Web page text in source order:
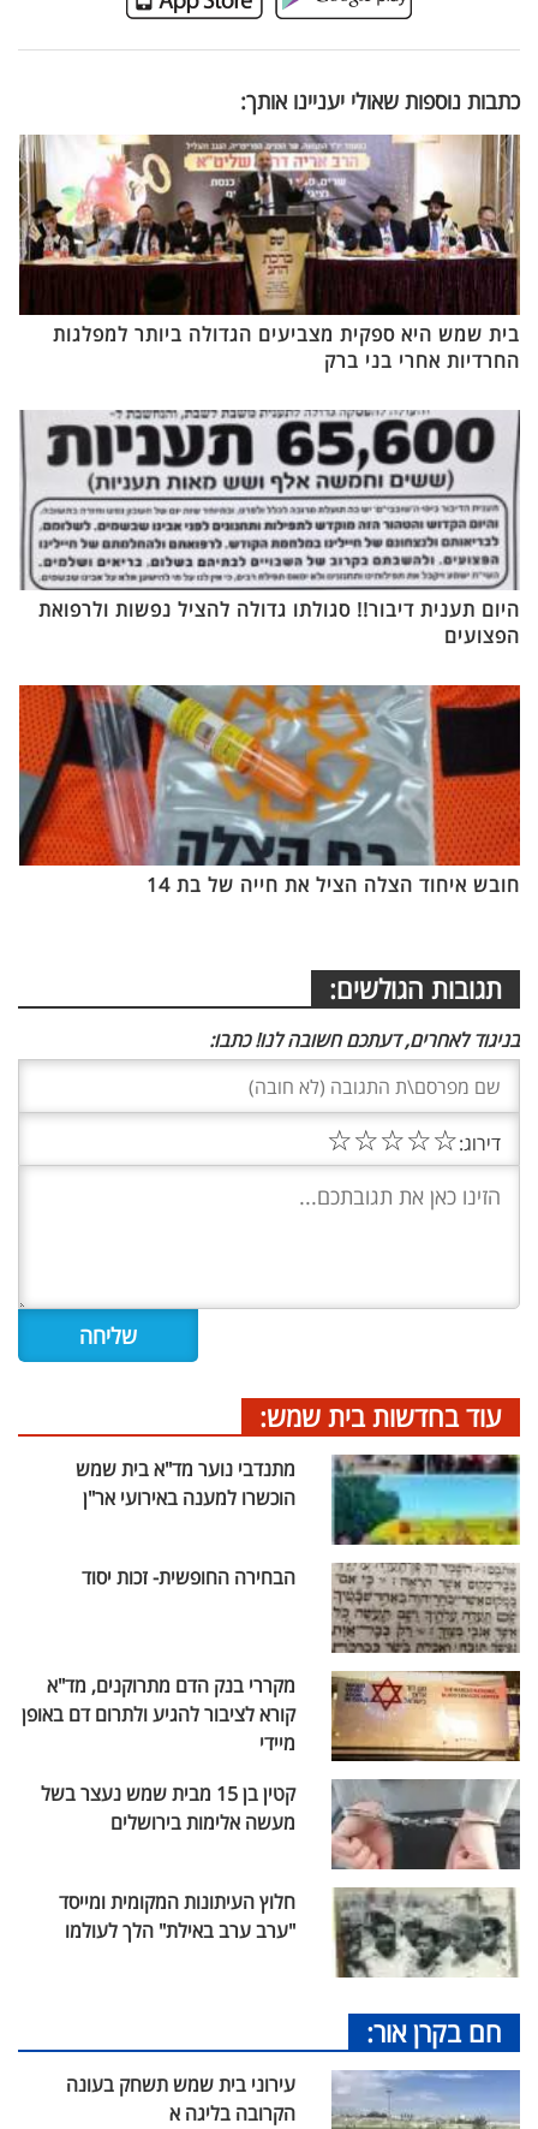
כתבות נוספות שאולי יעניינו אותך:
בית שמש היא ספקית מצביעים הגדולה ביותר למפלגות
החרדיות אחרי בני ברק
היום תענית דיבור!! סגולתו גדולה להציל נפשות ולרפואת
הפצועים
חובש איחוד הצלה הציל את חייה של בת 14
תגובות הגולשים:
בניגוד לאחרים, דעתכם חשובה לנו! כתבו:
דירוג:☆
☆
☆
☆
☆
עוד בחדשות בית שמש:
מתנדבי נוער מד"א בית שמש
הוכשרו למענה באירועי אר"ן
הבחירה החופשית- זכות יסוד
מקררי בנק הדם מתרוקנים, מד"א
קורא לציבור להגיע ולתרום דם באופן
מיידי
קטין בן 15 מבית שמש נעצר בשל
מעשה אלימות בירושלים
חלוץ העיתונות המקומית ומייסד
"ערב ערב באילת" הלך לעולמו
חם בקרן אור:
עירוני בית שמש תשחק בעונה
הקרובה בליגה א